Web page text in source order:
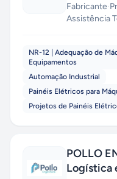
Fabricante·
Assistência
NR-12 | Adequação de
Equipamentos
Automação Industrial
Painéis Elétricos para
Projetos de Painéis
POLLO
Logística